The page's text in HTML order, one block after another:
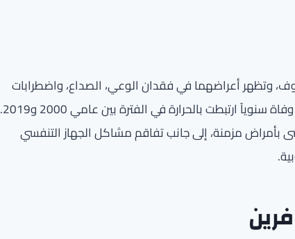
وتظهر أعراضهما في فقدان الوعي، الصداع، واضطرابات
معوية. وتشير دراسة حديثة إلى أن ما يقارب نصف مليون حالة وفاة سنوياً ارتبطت بالحرارة في الفترة بين عامي 2000 و2019.
بأمراض مزمنة، إلى جانب تفاقم مشاكل الجهاز التنفسي